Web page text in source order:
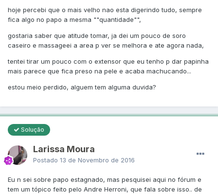
hoje percebi que o mais velho nao esta digerindo tudo, sempre
fica algo no papo a mesma ""quantidade"",
gostaria saber que atitude tomar, ja dei um pouco de soro
caseiro e massageei a area p ver se melhora e ate agora nada,
tentei tirar um pouco com o extensor que eu tenho p dar papinha
mais parece que fica preso na pele e acaba machucando...
estou meio perdido, alguem tem alguma duvida?
Solução
Larissa Moura
Postado 13 de Novembro de 2016
Eu n sei sobre papo estagnado, mas pesquisei aqui no fórum e
tem um tópico feito pelo Andre Herroni, que fala sobre isso.. de